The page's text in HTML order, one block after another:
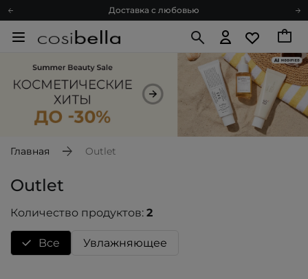
Доставка с любовью
Подарочные карты
Спроси косметолога
Познакомимся?
Доставка с любовью
Главная Outlet
Outlet
Количество продуктов: 2
Bce Увлажняющее